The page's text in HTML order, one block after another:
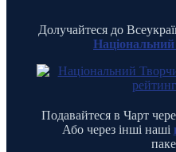
Долучайтеся до
Подавайтеся в Чарт
Або через інші наші